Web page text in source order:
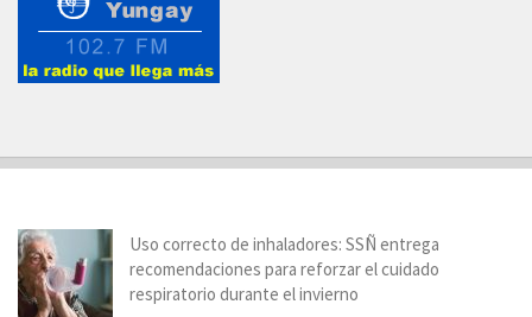
Uso correcto de inhaladores: SSÑ entrega
recomendaciones para reforzar el cuidado
respiratorio durante el invierno